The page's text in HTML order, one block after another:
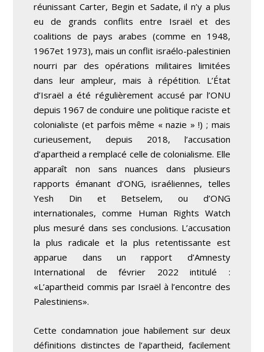
réunissant Carter, Begin et Sadate, il n’y a plus
eu de grands conflits entre Israël et des
coalitions de pays arabes (comme en 1948,
1967et 1973), mais un conflit israélo-palestinien
nourri par des opérations militaires limitées
dans leur ampleur, mais à répétition. L’État
d’Israël a été régulièrement accusé par l’ONU
depuis 1967 de conduire une politique raciste et
colonialiste (et parfois même « nazie » !) ; mais
curieusement, depuis 2018, l’accusation
d’apartheid a remplacé celle de colonialisme. Elle
apparaît non sans nuances dans plusieurs
rapports émanant d’ONG, israéliennes, telles
Yesh Din et Betselem, ou d’ONG
internationales, comme Human Rights Watch
plus mesuré dans ses conclusions. L’accusation
la plus radicale et la plus retentissante est
apparue dans un rapport d’Amnesty
International de février 2022 intitulé :
«L’apartheid commis par Israël à l’encontre des
Palestiniens».
Cette condamnation joue habilement sur deux
définitions distinctes de l’apartheid, facilement